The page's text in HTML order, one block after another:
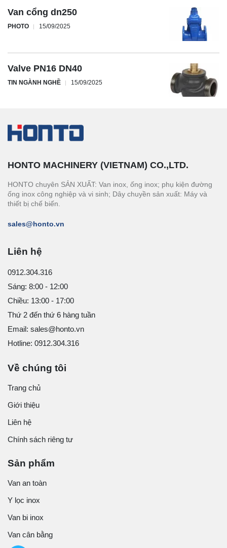
Van cổng dn250
PHOTO 15/09/2025
Valve PN16 DN40
TIN NGÀNH NGHỀ 15/09/2025
HONTO MACHINERY (VIETNAM) CO.,LTD.
HONTO chuyên SẢN XUẤT: Van inox, ống inox; phụ kiện đường
ống inox công nghiệp và vi sinh; Dây chuyền sản xuất: Máy và
thiết bị chế biến.
sales@honto.vn
Liên hệ
0912.304.316
Sáng: 8:00 - 12:00
Chiều: 13:00 - 17:00
Thứ 2 đến thứ 6 hàng tuần
Email: sales@honto.vn
Hotline: 0912.304.316
Về chúng tôi
Trang chủ
Giới thiệu
Liên hệ
Chính sách riêng tư
Sản phẩm
Van an toàn
Y lọc inox
Van bi inox
Van cân bằng